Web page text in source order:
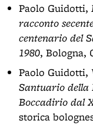
Paolo Guidotti,
racconto
centenario del
1980, Bologna,
Paolo Guidotti,
Santuario della
Boccadirio dal
storica